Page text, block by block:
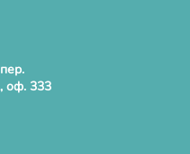
оф. 333